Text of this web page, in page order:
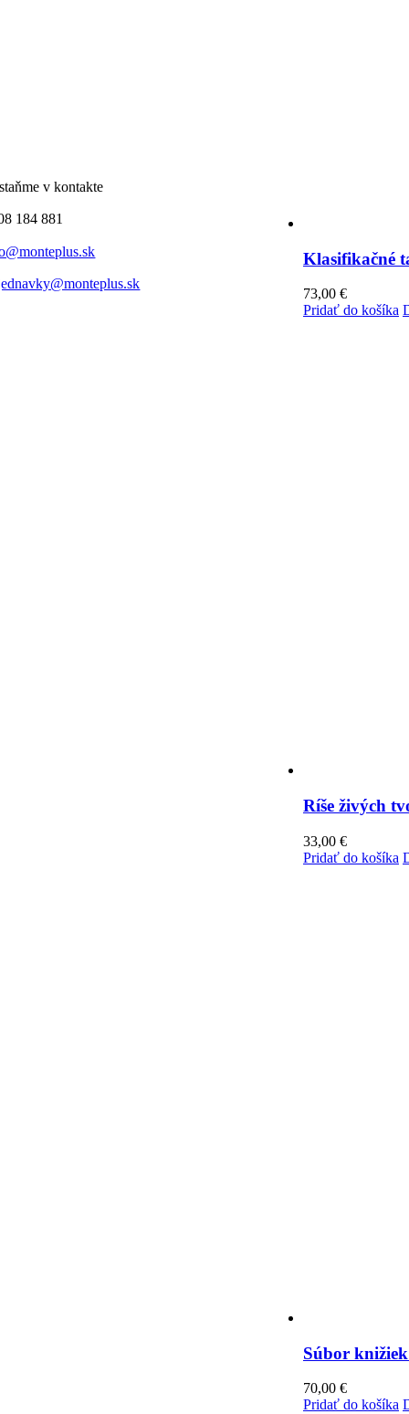
Klasifikačné
73,00 €
Pridať do košíka
Ríše živých
33,00 €
Pridať do košíka
Súbor
70,00 €
Pridať do košíka
v kontakte
184 881